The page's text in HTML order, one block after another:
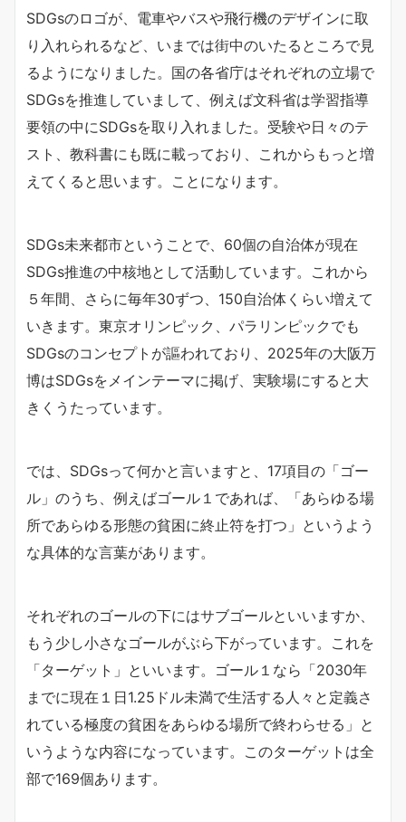
SDGsのロゴが、電車やバスや飛行機のデザインに取
り入れられるなど、いまでは街中のいたるところで見
るようになりました。国の各省庁はそれぞれの立場で
SDGsを推進していまして、例えば文科省は学習指導
要領の中にSDGsを取り入れました。受験や日々のテ
スト、教科書にも既に載っており、これからもっと増
えてくると思います。ことになります。
SDGs未来都市ということで、60個の自治体が現在
SDGs推進の中核地として活動しています。これから
５年間、さらに毎年30ずつ、150自治体くらい増えて
いきます。東京オリンピック、パラリンピックでも
SDGsのコンセプトが謳われており、2025年の大阪万
博はSDGsをメインテーマに掲げ、実験場にすると大
きくうたっています。
では、SDGsって何かと言いますと、17項目の「ゴー
ル」のうち、例えばゴール１であれば、「あらゆる場
所であらゆる形態の貧困に終止符を打つ」というよう
な具体的な言葉があります。
それぞれのゴールの下にはサブゴールといいますか、
もう少し小さなゴールがぶら下がっています。これを
「ターゲット」といいます。ゴール１なら「2030年
までに現在１日1.25ドル未満で生活する人々と定義さ
れている極度の貧困をあらゆる場所で終わらせる」と
いうような内容になっています。このターゲットは全
部で169個あります。